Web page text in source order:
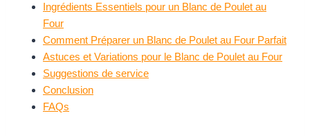
Ingrédients Essentiels pour un Blanc de Poulet au
Four
Comment Préparer un Blanc de Poulet au Four Parfait
Astuces et Variations pour le Blanc de Poulet au Four
Suggestions de service
Conclusion
FAQs